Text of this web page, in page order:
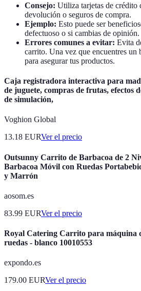
Consejo: Utiliza tarjetas de crédito
devolución o seguros de compra.
Ejemplo: Esto puede ser
defectuoso o si cambias de opinión.
Errores comunes a evitar: Evita
carrito. Una vez que encuentres un
para asegurar tus productos.
Caja registradora interactiva para
de juguete, compras de frutas, efectos
de simulación,
Voghion Global
13.18 EURVer el precio
Outsunny Carrito de Barbacoa de 2
Barbacoa Móvil con Ruedas
y Marrón
aosom.es
83.99 EURVer el precio
Royal Catering Carrito para máquina
ruedas - blanco 10010553
expondo.es
179.00 EURVer el precio